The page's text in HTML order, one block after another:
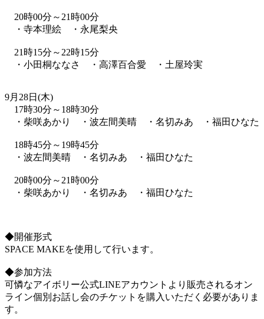
20時00分～21時00分
・寺本理絵 ・永尾梨央
21時15分～22時15分
・小田桐ななさ ・高澤百合愛 ・土屋玲実
9月28日(木)
17時30分～18時30分
・柴咲あかり ・波左間美晴 ・名切みあ ・福田ひなた
18時45分～19時45分
・波左間美晴 ・名切みあ ・福田ひなた
20時00分～21時00分
・柴咲あかり ・名切みあ ・福田ひなた
◆開催形式
SPACE MAKEを使用して行います。
◆参加方法
可憐なアイボリー公式LINEアカウントより販売されるオン
ライン個別お話し会のチケットを購入いただく必要がありま
す。